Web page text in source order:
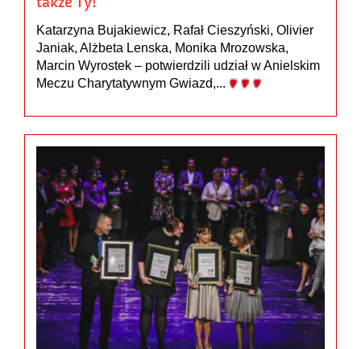
Katarzyna Bujakiewicz, Rafał Cieszyński, Olivier
Janiak, Alżbeta Lenska, Monika Mrozowska,
Marcin Wyrostek – potwierdzili udział w Anielskim
Meczu Charytatywnym Gwiazd,...